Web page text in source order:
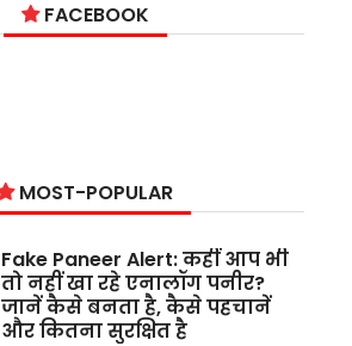
FACEBOOK
MOST-POPULAR
Fake Paneer Alert: कहीं आप भी
तो नहीं खा रहे एनालॉग पनीर?
जानें कैसे बनता है, कैसे पहचानें
और कितना सुरक्षित है